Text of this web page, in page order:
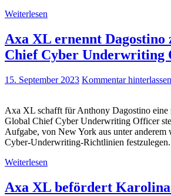
Weiterlesen
Axa XL ernennt Dagostino
Chief Cyber Underwriting
15. September 2023 Kommentar hinterlassen
Axa XL schafft für Anthony Dagostino eine
Global Chief Cyber Underwriting Officer
Aufgabe, von New York aus unter
Cyber-Underwriting-Richtlinien festzulegen.
Weiterlesen
Axa XL befördert